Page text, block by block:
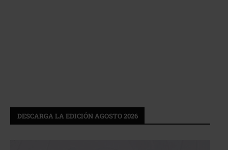
DESCARGA LA EDICIÓN AGOSTO 2026